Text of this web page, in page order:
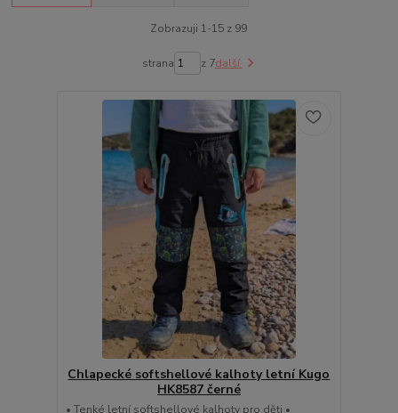
Zobrazuji 1-15 z 99
strana z 7další
Chlapecké softshellové kalhoty letní Kugo
HK8587 černé
• Tenké letní softshellové kalhoty pro děti •